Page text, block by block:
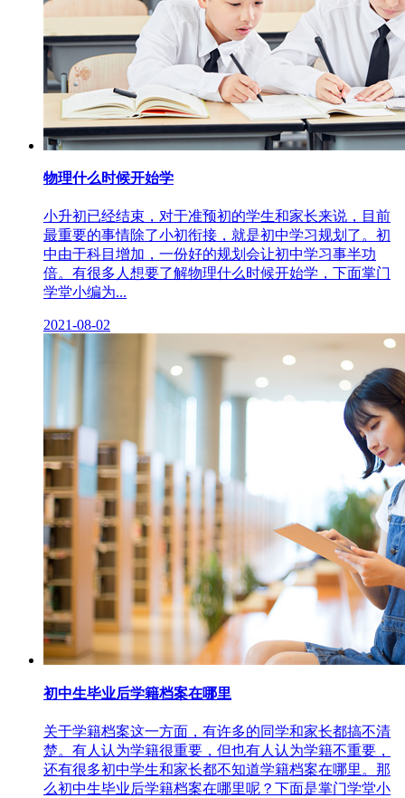
物理什么时候开始学
小升初已经结束，对于准预初的学生和家长来说，目前
最重要的事情除了小初衔接，就是初中学习规划了。初
中由于科目增加，一份好的规划会让初中学习事半功
倍。有很多人想要了解物理什么时候开始学，下面掌门
学堂小编为...
2021-08-02
初中生毕业后学籍档案在哪里
关于学籍档案这一方面，有许多的同学和家长都搞不清
楚。有人认为学籍很重要，但也有人认为学籍不重要，
还有很多初中学生和家长都不知道学籍档案在哪里。那
么初中生毕业后学籍档案在哪里呢？下面是掌门学堂小